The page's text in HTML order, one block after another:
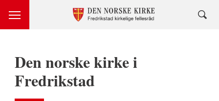
Den norske kirke i
Fredrikstad